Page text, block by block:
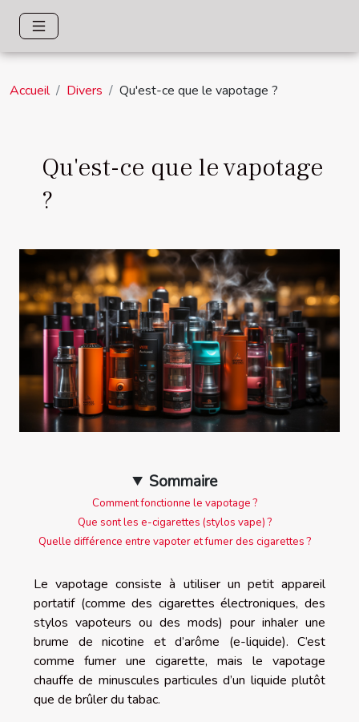
Accueil Divers Qu'est-ce que le vapotage ?
Qu'est-ce que le vapotage
?
Sommaire
Comment fonctionne le vapotage ?
Que sont les e-cigarettes (stylos vape) ?
Quelle différence entre vapoter et fumer des cigarettes ?
Le vapotage consiste à utiliser un petit appareil
portatif (comme des cigarettes électroniques, des
stylos vapoteurs ou des mods) pour inhaler une
brume de nicotine et d’arôme (e-liquide). C’est
comme fumer une cigarette, mais le vapotage
chauffe de minuscules particules d’un liquide plutôt
que de brûler du tabac.